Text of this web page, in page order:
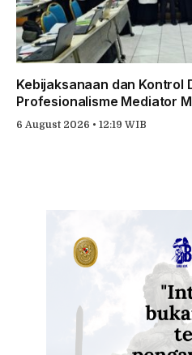
Kebijaksanaan dan Kontrol
Profesionalisme Mediator
6 August 2026 • 12:19 WIB